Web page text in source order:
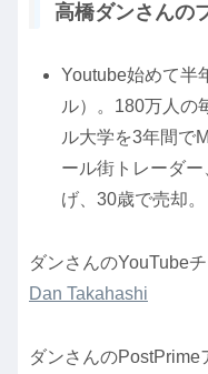
高橋ダンさんの
Youtube始めて半
ル）。180万人の
ル大学を3年間で
ール街トレーダ
げ、30歳で売却。
ダンさんのYouTube
Dan Takahashi
ダンさんのPostPrime